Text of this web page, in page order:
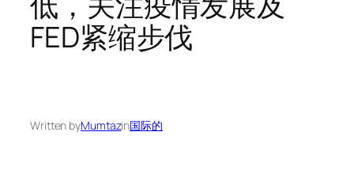
FED紧缩步伐
Written byMumtazin国际的